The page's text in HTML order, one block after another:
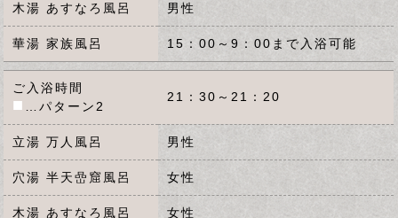
木湯 あすなろ風呂 男性
華湯 家族風呂 15：00～9：00まで入浴可能
ご入浴時間
■ …パターン2
21：30～21：20
立湯 万人風呂 男性
穴湯 半天嵒窟風呂 女性
木湯 あすなろ風呂 女性